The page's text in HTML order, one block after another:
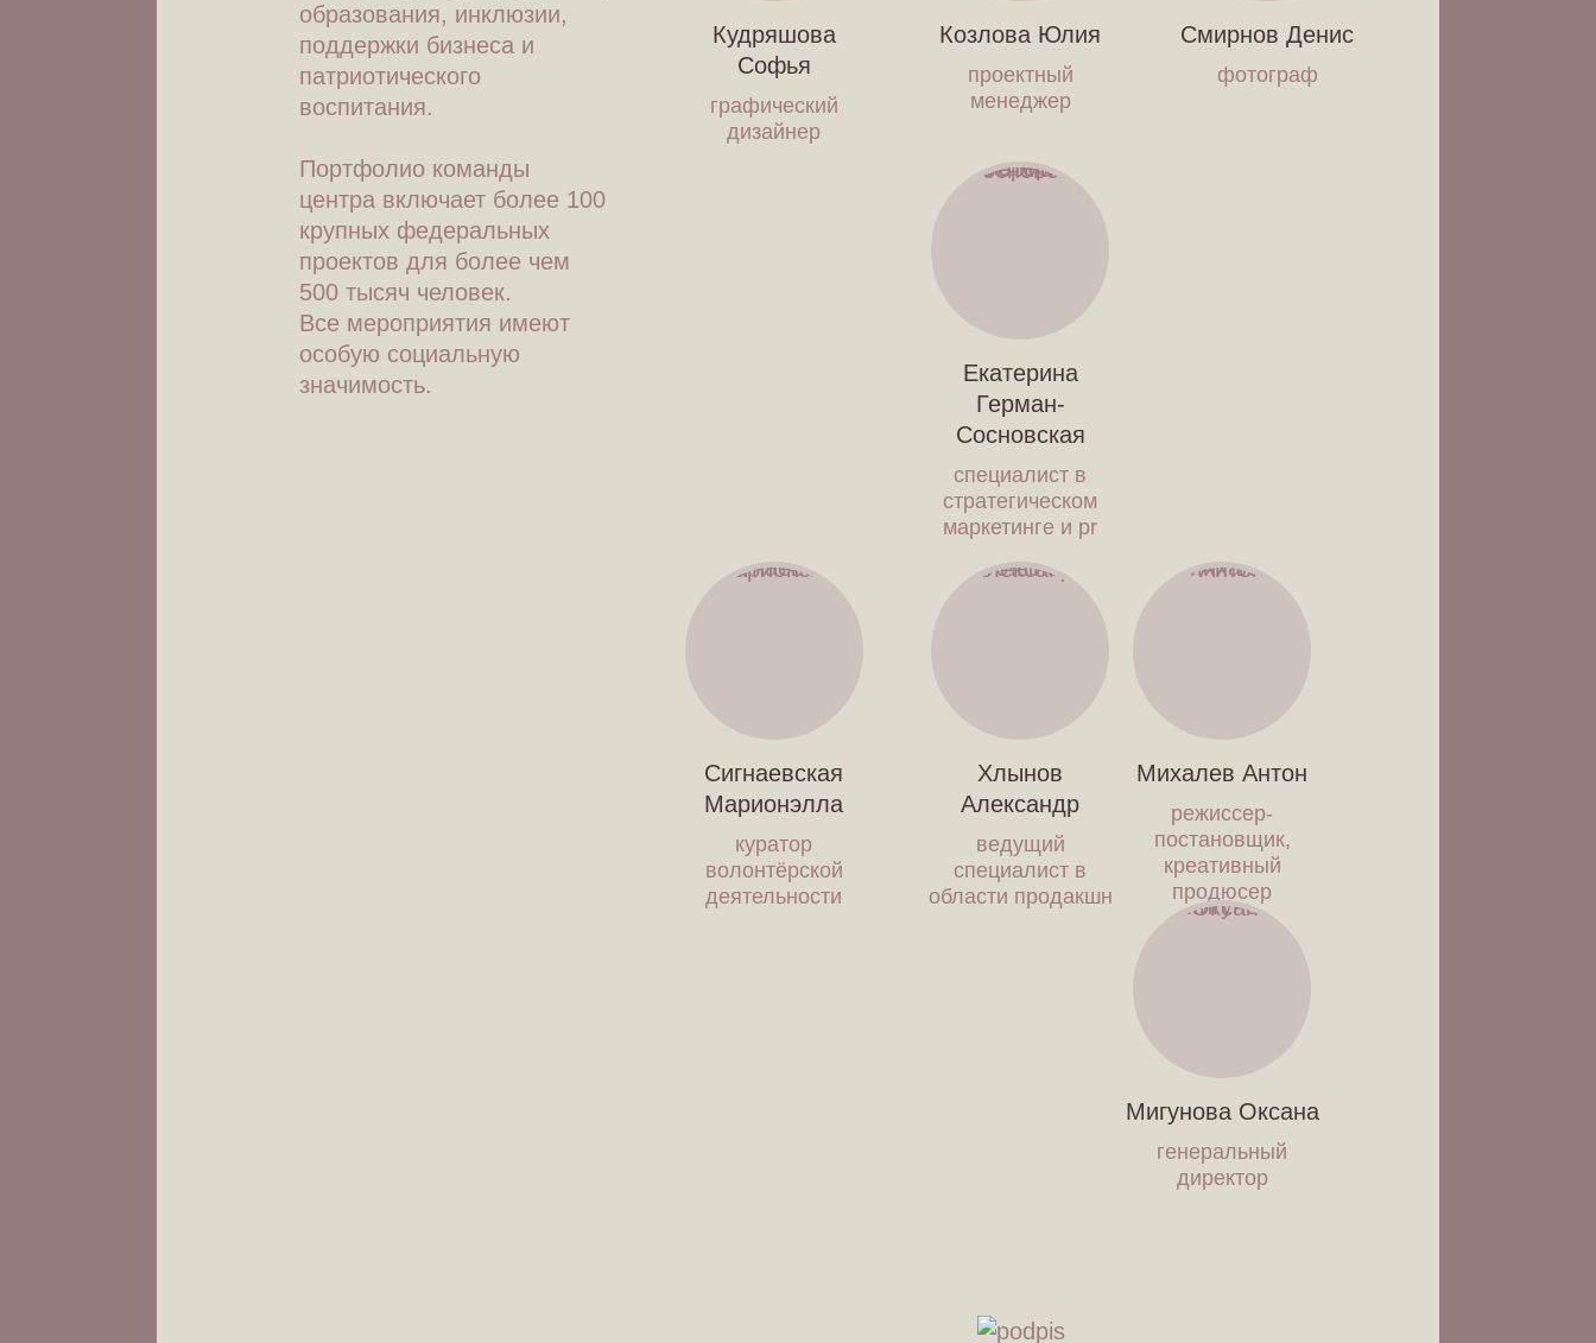
образования, инклюзии,
поддержки бизнеса и
патриотического
воспитания.
Портфолио команды
центра включает более 100
крупных федеральных
проектов для более чем
500 тысяч человек.
Все мероприятия имеют
особую социальную
значимость.
Кудряшова
Софья
графический
дизайнер
Козлова Юлия
проектный
менеджер
Смирнов Денис
фотограф
Екатерина
Герман-
Сосновская
специалист в
стратегическом
маркетинге и pr
Сигнаевская
Марионэлла
куратор
волонтёрской
деятельности
Хлынов
Александр
ведущий
специалист в
области продакшн
Михалев Антон
режиссер-
постановщик,
креативный
продюсер
Мигунова Оксана
генеральный
директор